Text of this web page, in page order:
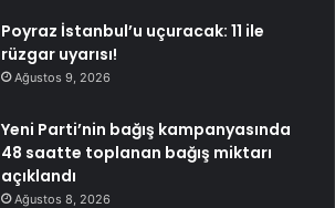
Poyraz İstanbul’u uçuracak: 11 ile
rüzgar uyarısı!
Ağustos 9, 2026
Yeni Parti’nin bağış kampanyasında
48 saatte toplanan bağış miktarı
açıklandı
Ağustos 8, 2026